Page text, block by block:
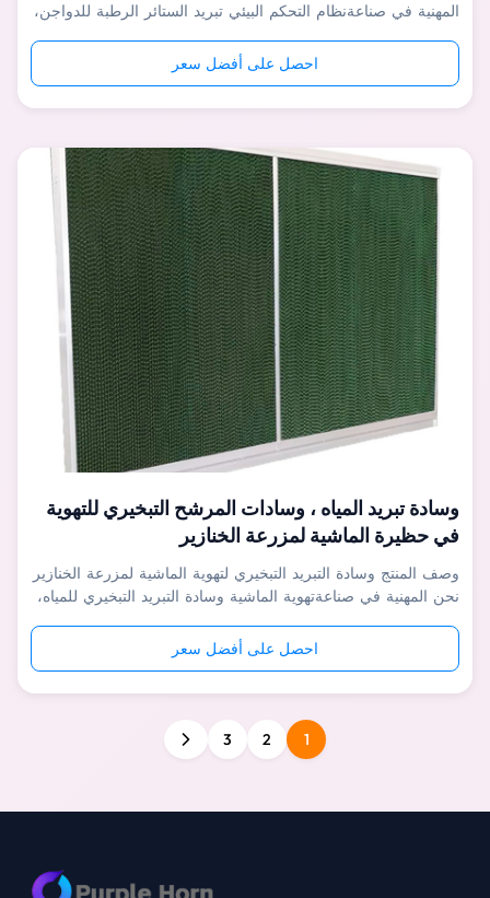
المهنية في صناعةنظام التحكم البيئي تبريد الستائر الرطبة للدواجن،
في العملية أقل من 0.03 مم لضمان قابلية التبادل لأجزاء المنتج
بنسبة 100٪. يتم إنتاج ما يقرب من 95٪ من أجزاء المنتج ...
احصل على أفضل سعر
وسادة تبريد المياه ، وسادات المرشح التبخيري للتهوية
في حظيرة الماشية لمزرعة الخنازير
وصف المنتج وسادة التبريد التبخيري لتهوية الماشية لمزرعة الخنازير
نحن المهنية في صناعةتهوية الماشية وسادة التبريد التبخيري للمياه،
في العملية أقل من 0.03 مم لضمان قابلية التبادل لأجزاء المنتج
بنسبة 100٪. يتم إنتاج ما يقرب من 95٪ من أجزاء المنت...
احصل على أفضل سعر
1
2
3